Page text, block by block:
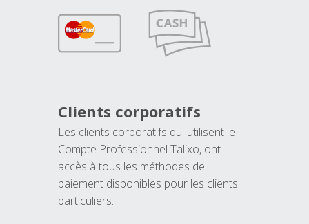
Clients corporatifs
Les clients corporatifs qui utilisent le
Compte Professionnel Talixo, ont
accès à tous les méthodes de
paiement disponibles pour les clients
particuliers.